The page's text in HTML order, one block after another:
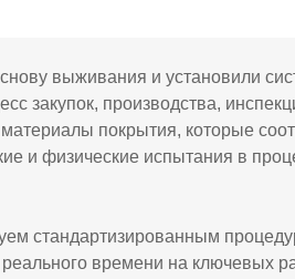
выживания и установили
закупок, производства,
покрытия, которые
и физические испытания в
стандартизированным
времени на ключевых